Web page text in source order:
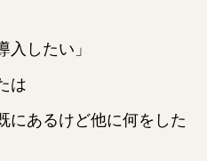
入したい」
は
にあるけど他に何をした